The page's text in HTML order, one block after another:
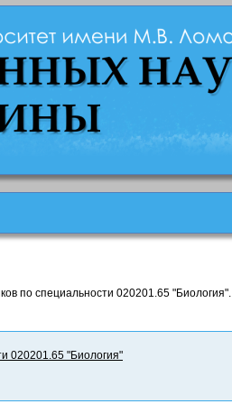
по специальности 020201.65 "Биология".
020201.65 "Биология"